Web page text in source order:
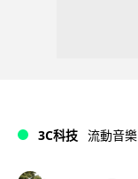
3C科技 流動音樂